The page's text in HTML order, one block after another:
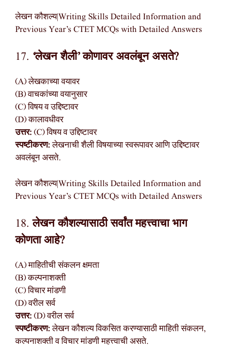
लेखन कौशल्य|Writing Skills Detailed Information and
Previous Year’s CTET MCQs with Detailed Answers
17. ‘लेखन शैली’ कोणावर अवलंबून असते?
(A) लेखकाच्या वयावर
(B) वाचकांच्या वयानुसार
(C) विषय व उद्दिष्टावर
(D) कालावधीवर
उत्तर: (C) विषय व उद्दिष्टावर
स्पष्टीकरण:लेखनाची शैली विषयाच्या स्वरूपावर आणि उद्दिष्टावर
अवलंबून असते.
लेखन कौशल्य|Writing Skills Detailed Information and
Previous Year’s CTET MCQs with Detailed Answers
18.लेखन कौशल्यासाठी सर्वांत महत्त्वाचा भाग
कोणता आहे?
(A) माहितीची संकलन क्षमता
(B) कल्पनाशक्ती
(C) विचार मांडणी
(D) वरील सर्व
उत्तर: (D) वरील सर्व
स्पष्टीकरण:लेखन कौशल्य विकसित करण्यासाठी माहिती संकलन,
कल्पनाशक्ती व विचार मांडणी महत्त्वाची असते.